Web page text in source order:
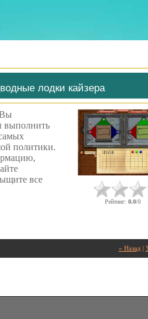
лодки кайзера
Вы
выполнить
политики.
все
Рейтинг: 0.0/0
« Назад